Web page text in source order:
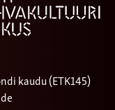
kaudu (ETK145)